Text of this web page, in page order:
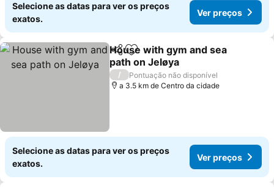
Selecione as datas para ver os preços
exatos.
Ver preços
PartilharAdicionar aos favoritos
House with gym and sea
path on Jeløya
Ver preços
/
Pontuação não disponível
a 3.5 km de Centro da cidade
Selecione as datas para ver os preços
exatos.
Ver preços